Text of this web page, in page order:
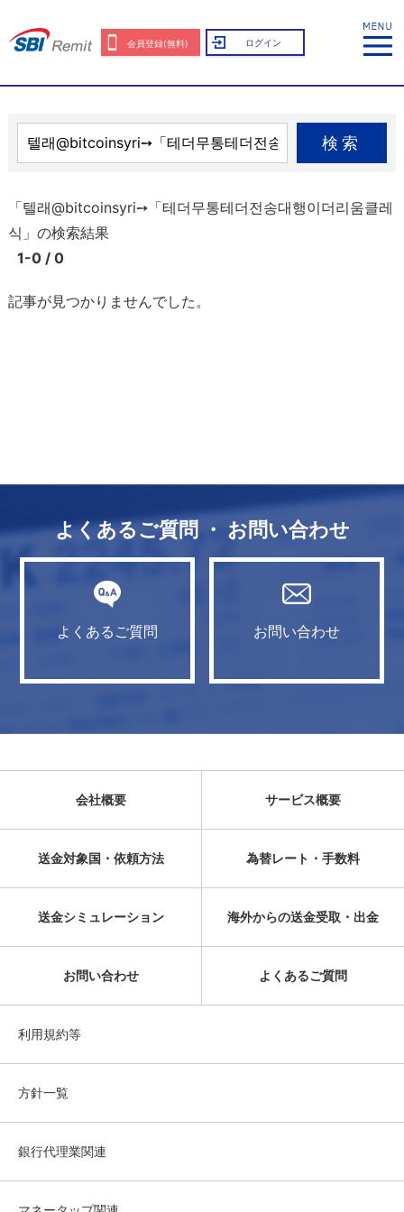
会員登録(無料) ログイン
検索
「텔래@bitcoinsyri➙「테더무통테더전송대행이더리움클레
식」の検索結果
1-0 / 0
記事が見つかりませんでした。
よくあるご質問 ・ お問い合わせ
よくあるご質問 お問い合わせ
会社概要 サービス概要
送金対象国・依頼方法 為替レート・手数料
送金シミュレーション 海外からの送金受取・出金
お問い合わせ よくあるご質問
利用規約等
方針一覧
銀行代理業関連